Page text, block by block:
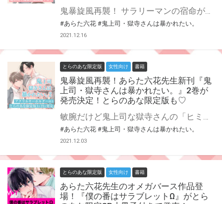
#あらた六花 #鬼上司・獄寺さんは暴かれたい。
2021.12.16
とらのあな限定版 女性向け 書籍
鬼暴旋風再襲！あらた六花先生新刊『鬼
上司・獄寺さんは暴かれたい。』2巻が
発売決定！とらのあな限定版も♡
#あらた六花 #鬼上司・獄寺さんは暴かれたい。
2021.12.03
とらのあな限定版 女性向け 書籍
あらた六花先生のオメガバース作品登
場！『僕の番はサラブレットΩ』がとら